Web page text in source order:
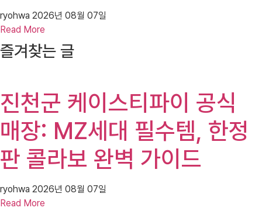
ryohwa 2026년 08월 07일
Read More
즐겨찾는 글
진천군 케이스티파이 공식
매장: MZ세대 필수템, 한정
판 콜라보 완벽 가이드
ryohwa 2026년 08월 07일
Read More